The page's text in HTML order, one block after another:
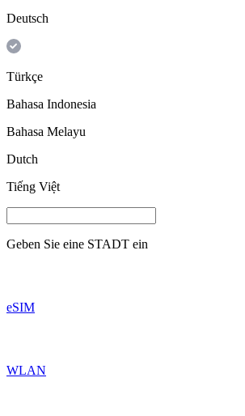
Deutsch
Türkçe
Bahasa Indonesia
Bahasa Melayu
Dutch
Tiếng Việt
Geben Sie eine STADT ein
eSIM
WLAN